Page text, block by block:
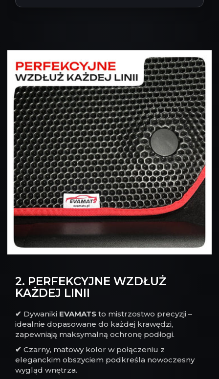
2. PERFEKCYJNE WZDŁUŻ
KAŻDEJ LINII
✔ Dywaniki EVAMATS to mistrzostwo precyzji –
idealnie dopasowane do każdej krawędzi,
zapewniają maksymalną ochronę podłogi.
✔ Czarny, matowy kolor w połączeniu z
eleganckim obszyciem podkreśla nowoczesny
wygląd wnętrza.